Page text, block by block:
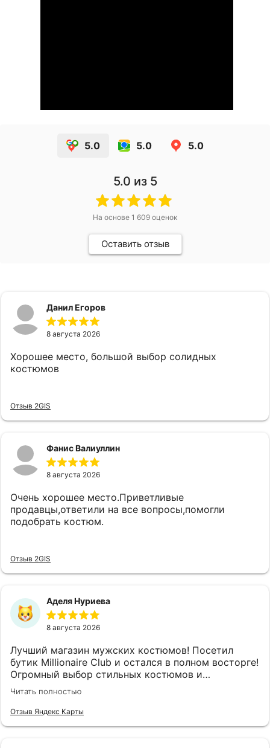
5.0 5.0 5.0
5.0 из 5
На основе 1 609 оценок
Оставить отзыв
Данил Егоров
8 августа 2026
Хорошее место, большой выбор солидных
костюмов
Отзыв 2GIS
Фанис Валиуллин
8 августа 2026
Очень хорошее место.Приветливые
продавцы,ответили на все вопросы,помогли
подобрать костюм.
Отзыв 2GIS
Аделя Нуриева
8 августа 2026
Лучший магазин мужских костюмов! Посетил
бутик Millionaire Club и остался в полном восторге!
Огромный выбор стильных костюмов и
аксессуаров на любой вкус и случай. Отдельное
спасибо консультантам — настоящие
профессионалы своего дела, помогли подобрать
Читать полностью
Отзыв Яндекс Карты